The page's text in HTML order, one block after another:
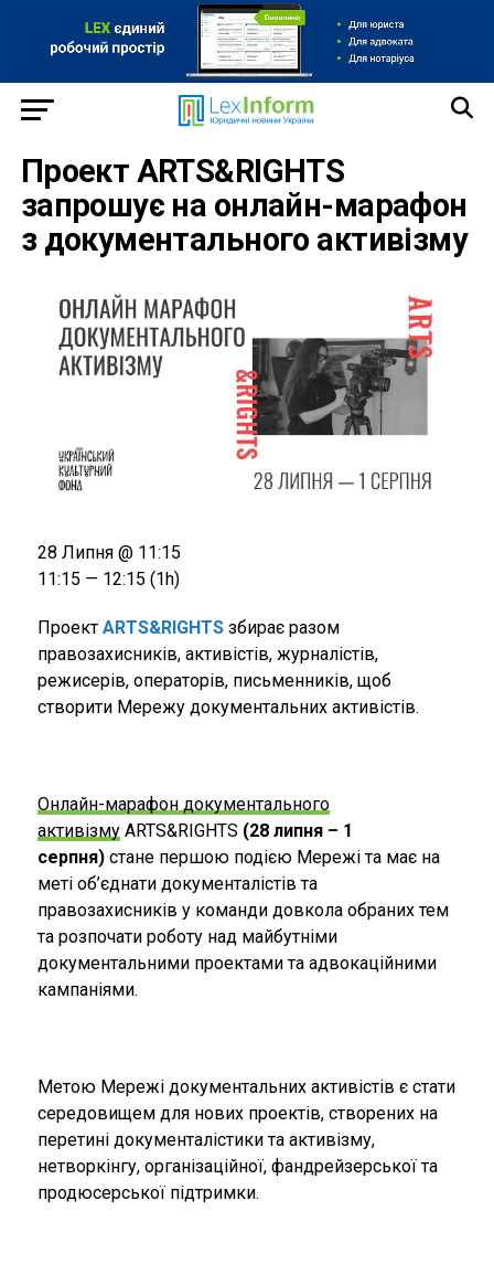
Проект ARTS&RIGHTS
запрошує на онлайн-марафон
з документального активізму
Проект ARTS&RIGHTSзбирає разом
правозахисників, активістів, журналістів,
режисерів, операторів, письменників, щоб
створити Мережу документальних активістів.
Онлайн-марафон документального
активізмуARTS&RIGHTS (28 липня – 1
серпня) стане першою подією Мережі та має на
меті об’єднати документалістів та
правозахисників у команди довкола обраних тем
та розпочати роботу над майбутніми
документальними проектами та адвокаційними
кампаніями.
Метою Мережі документальних активістів є стати
середовищем для нових проектів, створених на
перетині документалістики та активізму,
нетворкінгу, організаційної, фандрейзерської та
продюсерської підтримки.
28 Липня @ 11:15
11:15 — 12:15 (1h)